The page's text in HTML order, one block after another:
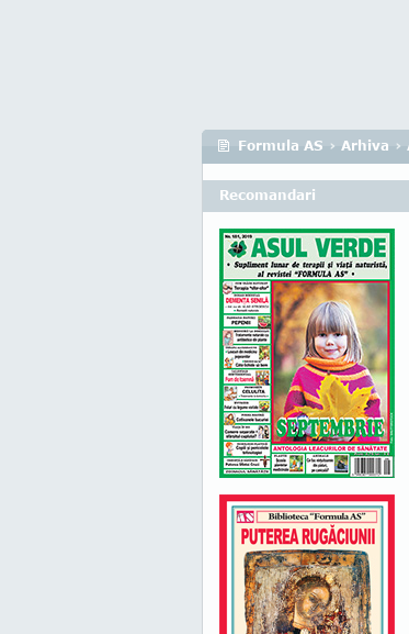
Formula AS › Arhiva ›
Recomandari